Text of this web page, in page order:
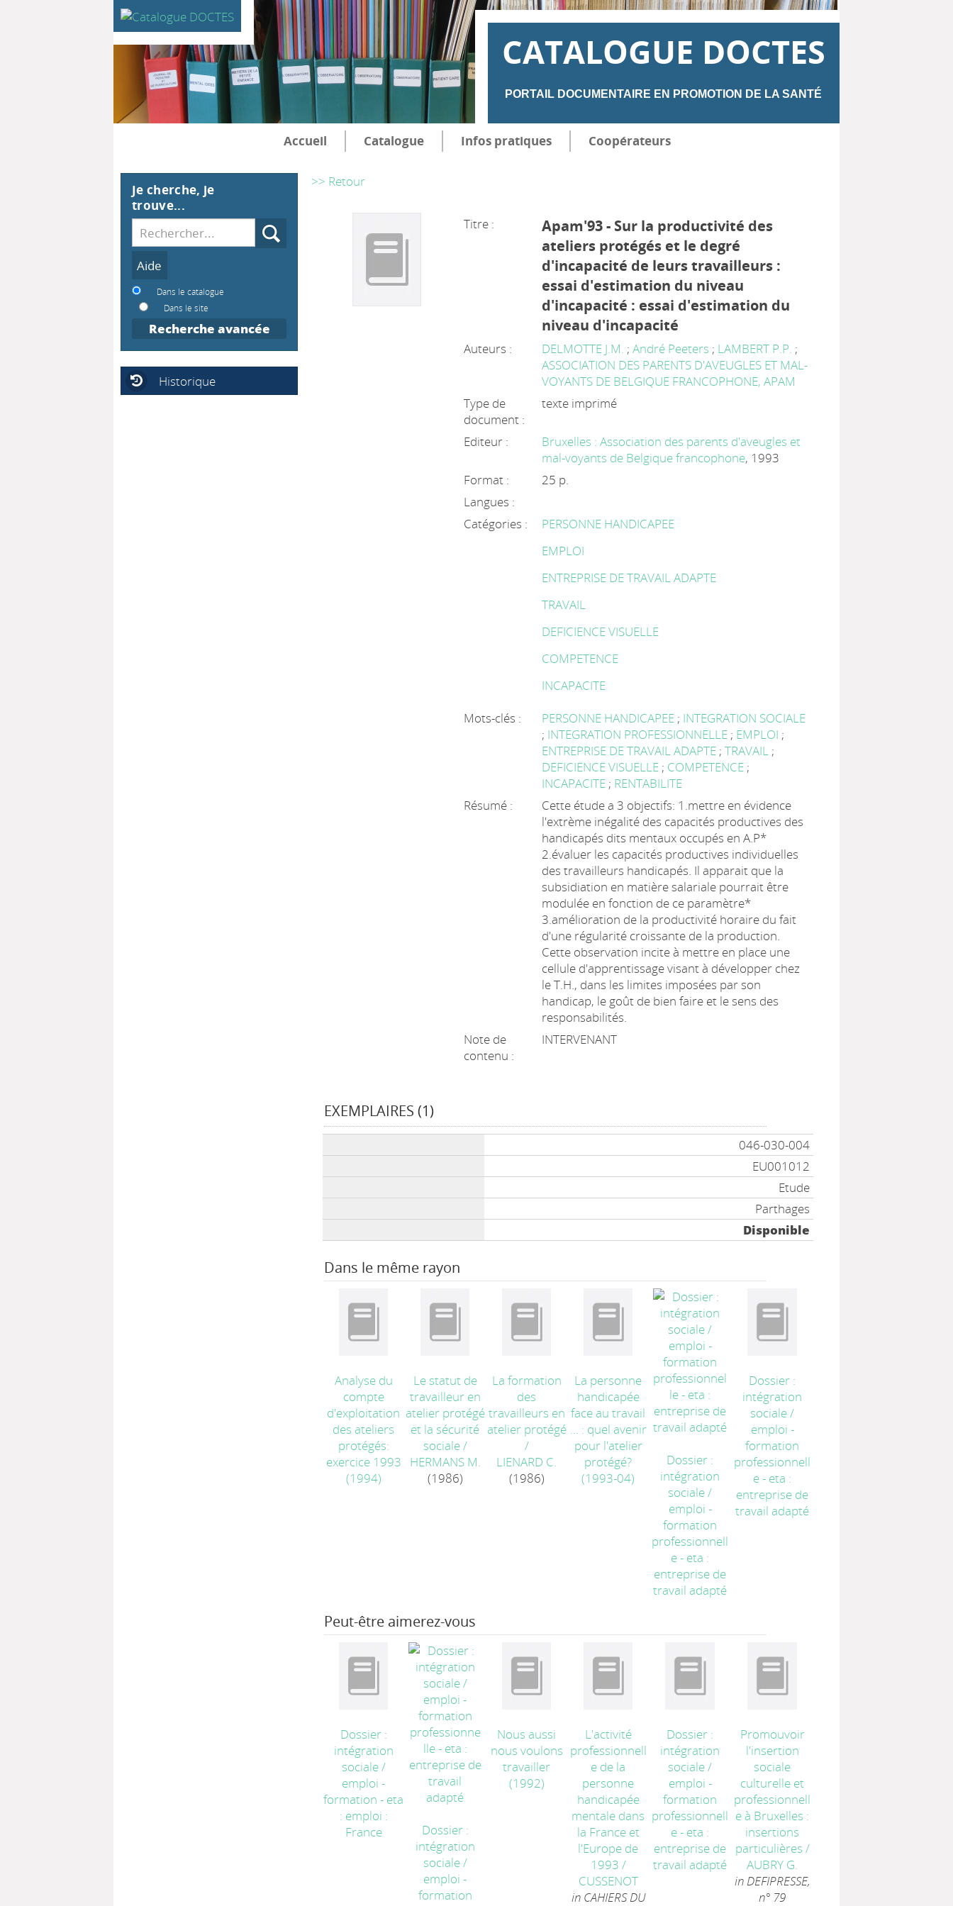
CATALOGUE DOCTES
PORTAIL DOCUMENTAIRE EN PROMOTION DE LA SANTÉ
Accueil Catalogue Infos pratiques Coopérateurs
>> Retour
Titre :
Apam'93 - Sur la productivité des
ateliers protégés et le degré
d'incapacité de leurs travailleurs :
essai d'estimation du niveau
d'incapacité : essai d'estimation du
niveau d'incapacité
Auteurs : DELMOTTE J.M. ;André Peeters ; LAMBERT P.P. ;
ASSOCIATION DES PARENTS D'AVEUGLES ET MAL-
VOYANTS DE BELGIQUE FRANCOPHONE, APAM
Type de
document :
texte imprimé
Editeur :
Bruxelles : Association des parents d'aveugles et
mal-voyants de Belgique francophone, 1993
Format :
25 p.
Langues :
Catégories :
PERSONNE HANDICAPEE
EMPLOI
ENTREPRISE DE TRAVAIL ADAPTE
TRAVAIL
DEFICIENCE VISUELLE
COMPETENCE
INCAPACITE
Mots-clés :
PERSONNE HANDICAPEE ; INTEGRATION SOCIALE
; INTEGRATION PROFESSIONNELLE ; EMPLOI ;
ENTREPRISE DE TRAVAIL ADAPTE ;TRAVAIL ;
DEFICIENCE VISUELLE ; COMPETENCE ;
INCAPACITE ; RENTABILITE
Résumé :
Cette étude a 3 objectifs: 1.mettre en évidence
l'extrème inégalité des capacités productives des
handicapés dits mentaux occupés en A.P*
2.évaluer les capacités productives individuelles
des travailleurs handicapés. Il apparait que la
subsidiation en matière salariale pourrait être
modulée en fonction de ce paramètre*
3.amélioration de la productivité horaire du fait
d'une régularité croissante de la production.
Cette observation incite à mettre en place une
cellule d'apprentissage visant à développer chez
le T.H., dans les limites imposées par son
handicap, le goût de bien faire et le sens des
responsabilités.
Note de
contenu :
INTERVENANT
EXEMPLAIRES (1)
046-030-004
EU001012
Etude
Parthages
Disponible
Dans le même rayon
Analyse du
compte
d'exploitation
des ateliers
protégés:
exercice 1993
(1994)
Le statut de
travailleur en
atelier protégé
et la sécurité
sociale/
HERMANS M.
(1986)
La formation
des
travailleurs en
atelier protégé
/
LIENARD C.
(1986)
La personne
handicapée
face au travail
... : quel avenir
pour l'atelier
protégé?
(1993-04)
Dossier :
intégration
sociale /
emploi -
formation
professionnell
e - eta :
entreprise de
travail adapté
Dossier :
intégration
sociale /
emploi -
formation
professionnell
e - eta :
entreprise de
travail adapté
Peut-être aimerez-vous
Dossier :
intégration
sociale /
emploi -
formation - eta
: emploi :
France
Dossier :
intégration
sociale /
emploi -
formation
Nous aussi
nous voulons
travailler
(1992)
L'activité
professionnell
e de la
personne
handicapée
mentale dans
la France et
l'Europe de
1993 /
CUSSENOT
in CAHIERS DU
Dossier :
intégration
sociale /
emploi -
formation
professionnell
e - eta :
entreprise de
travail adapté
Promouvoir
l'insertion
sociale
culturelle et
professionnell
e à Bruxelles :
insertions
particulières /
AUBRY G.
in DEFIPRESSE,
n° 79
Je cherche, je
trouve...
Recherche
Dans le catalogue
Dans le site
Recherche avancée
Historique